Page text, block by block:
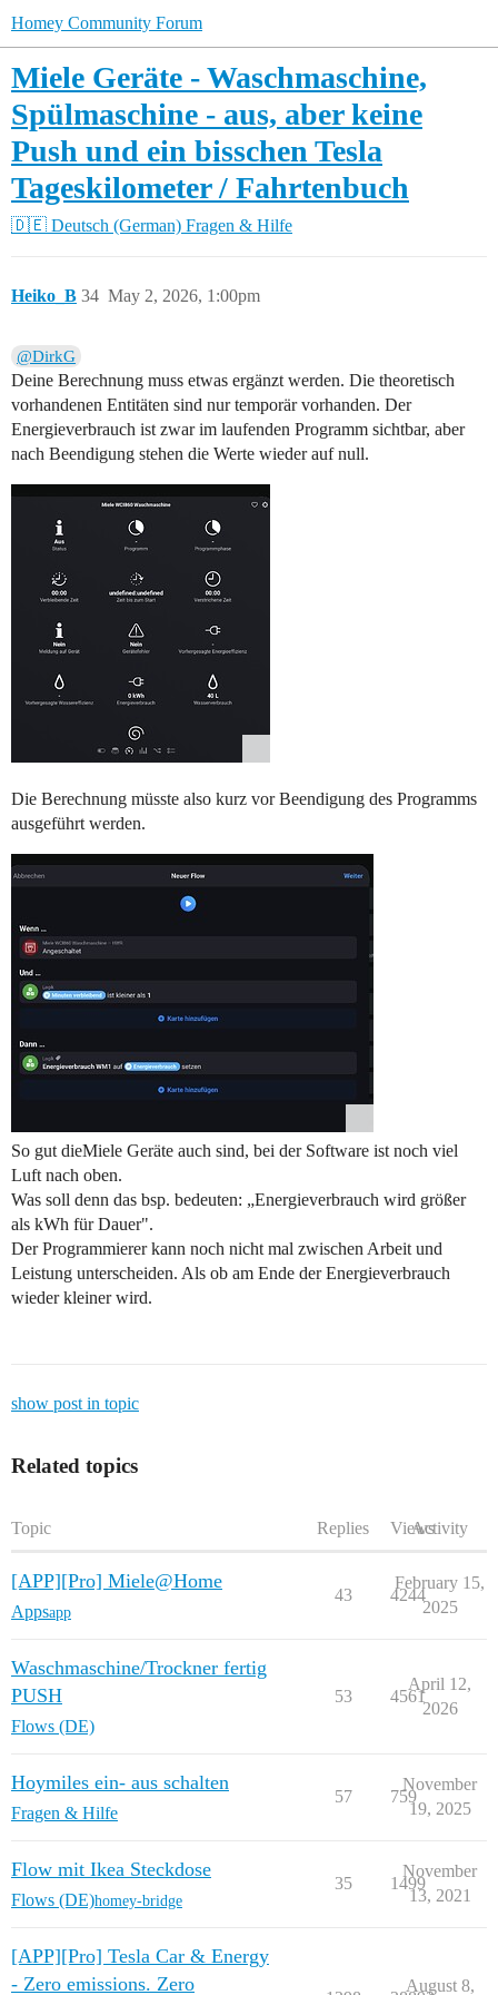
Homey Community Forum
Miele Geräte - Waschmaschine,
Spülmaschine - aus, aber keine
Push und ein bisschen Tesla
Tageskilometer / Fahrtenbuch
🇩🇪 Deutsch (German) Fragen & Hilfe
Heiko_B May 2, 2026, 1:00pm
34
@DirkG
Deine Berechnung muss etwas ergänzt werden. Die theoretisch
vorhandenen Entitäten sind nur temporär vorhanden. Der
Energieverbrauch ist zwar im laufenden Programm sichtbar, aber
nach Beendigung stehen die Werte wieder auf null.
Die Berechnung müsste also kurz vor Beendigung des Programms
ausgeführt werden.
So gut dieMiele Geräte auch sind, bei der Software ist noch viel
Luft nach oben.
Was soll denn das bsp. bedeuten: „Energieverbrauch wird größer
als kWh für Dauer".
Der Programmierer kann noch nicht mal zwischen Arbeit und
Leistung unterscheiden. Als ob am Ende der Energieverbrauch
wieder kleiner wird.
show post in topic
Related topics
Topic Replies ViewsActivity
[APP][Pro] Miele@Home
Appsapp
43 4244
February 15,
2025
Waschmaschine/Trockner fertig
PUSH
Flows (DE)
53 4561
April 12,
2026
Hoymiles ein- aus schalten
Fragen & Hilfe
57 759
November
19, 2025
Flow mit Ikea Steckdose
Flows (DE)homey-bridge
35 1499
November
13, 2021
[APP][Pro] Tesla Car & Energy
- Zero emissions. Zero
August 8,